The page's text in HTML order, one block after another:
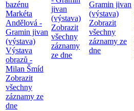
bazénu
Markéta
Andělová -
Gramin jivan
(výstava)
Výstava
obrazů -
Milan Šmíd
Zobrazit
všechny
záznamy ze
dne
jivan
(výstava)
Zobrazit
všechny
záznamy
ze dne
Gramin jivan
(výstava)
Zobrazit
všechny
záznamy ze
dne